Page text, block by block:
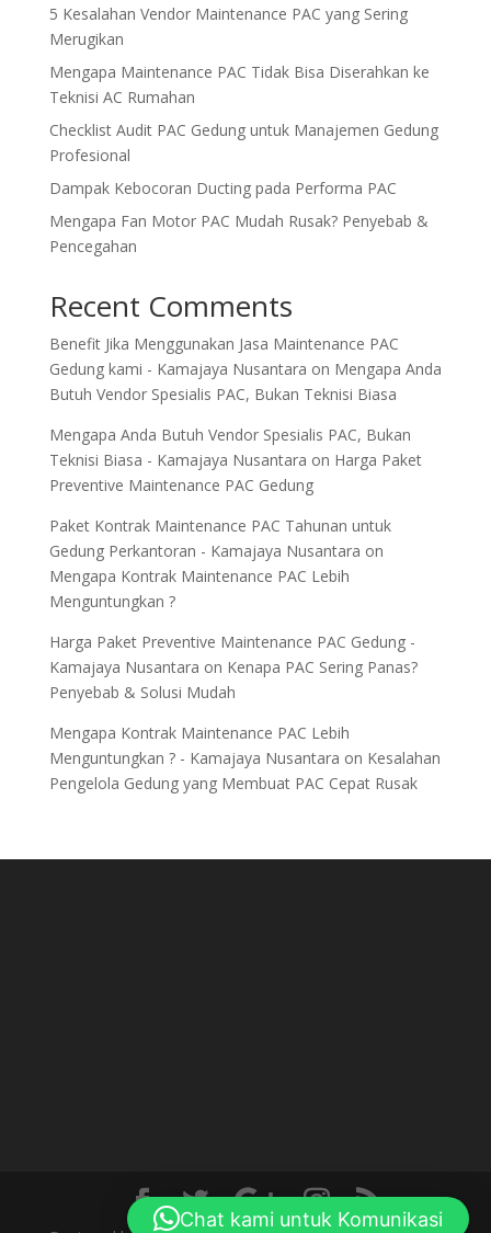
5 Kesalahan Vendor Maintenance PAC yang Sering
Merugikan
Mengapa Maintenance PAC Tidak Bisa Diserahkan ke
Teknisi AC Rumahan
Checklist Audit PAC Gedung untuk Manajemen Gedung
Profesional
Dampak Kebocoran Ducting pada Performa PAC
Mengapa Fan Motor PAC Mudah Rusak? Penyebab &
Pencegahan
Recent Comments
Benefit Jika Menggunakan Jasa Maintenance PAC
Gedung kami - Kamajaya Nusantara on Mengapa Anda
Butuh Vendor Spesialis PAC, Bukan Teknisi Biasa
Mengapa Anda Butuh Vendor Spesialis PAC, Bukan
Teknisi Biasa - Kamajaya Nusantara on Harga Paket
Preventive Maintenance PAC Gedung
Paket Kontrak Maintenance PAC Tahunan untuk
Gedung Perkantoran - Kamajaya Nusantara on
Mengapa Kontrak Maintenance PAC Lebih
Menguntungkan ?
Harga Paket Preventive Maintenance PAC Gedung -
Kamajaya Nusantara on Kenapa PAC Sering Panas?
Penyebab & Solusi Mudah
Mengapa Kontrak Maintenance PAC Lebih
Menguntungkan ? - Kamajaya Nusantara on Kesalahan
Pengelola Gedung yang Membuat PAC Cepat Rusak
Chat kami untuk Komunikasi